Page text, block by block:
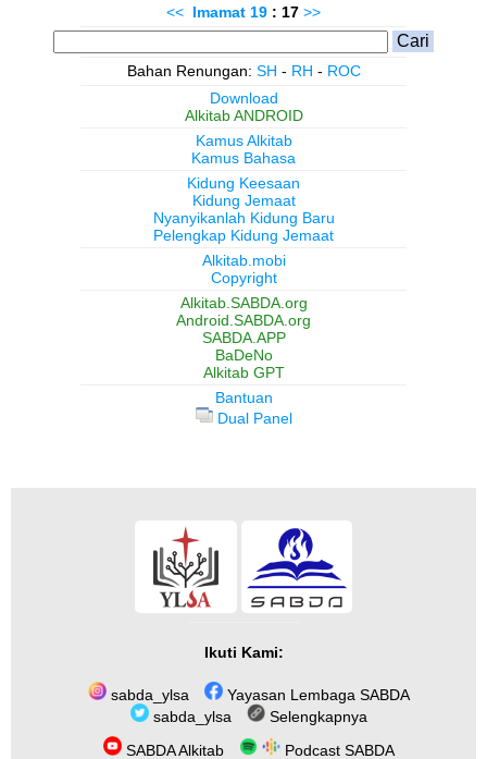
<< Imamat 19 : 17 >>
Bahan Renungan: SH - RH - ROC
Download
Alkitab ANDROID
Kamus Alkitab
Kamus Bahasa
Kidung Keesaan
Kidung Jemaat
Nyanyikanlah Kidung Baru
Pelengkap Kidung Jemaat
Alkitab.mobi
Copyright
Alkitab.SABDA.org
Android.SABDA.org
SABDA.APP
BaDeNo
Alkitab GPT
Bantuan
Dual Panel
Ikuti Kami:
sabda_ylsa
Yayasan Lembaga SABDA
sabda_ylsa
Selengkapnya
SABDA Alkitab
Podcast SABDA